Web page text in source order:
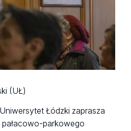
(UŁ)
Łódzki zaprasza
parkowego